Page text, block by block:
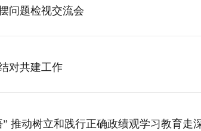
问题检视交流会
对共建工作
推动树立和践行正确政绩观学习教育走